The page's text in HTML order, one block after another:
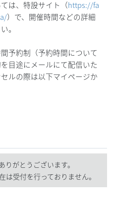
は、特設サイト（https://fa
）で、開催時間などの詳細
。
予約制（予約時間について
目途にメールにて配信いた
ルの際は以下マイページか
りがとうございます。
受付を行っておりません。